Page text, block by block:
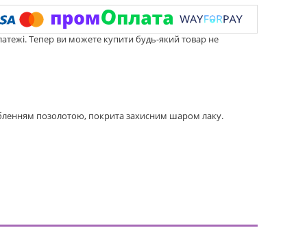
Тепер ви можете купити будь-який товар не
позолотою, покрита захисним шаром лаку.